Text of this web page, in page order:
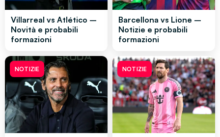
Villarreal vs Atlético –
Novità e probabili
formazioni
Barcellona vs Lione –
Notizie e probabili
formazioni
NOTIZIE NOTIZIE